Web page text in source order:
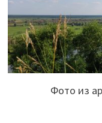
Фото из